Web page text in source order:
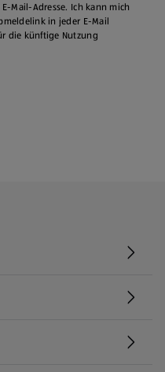
Mail-Adresse. Ich kann mich
in jeder E‑Mail
die künftige Nutzung